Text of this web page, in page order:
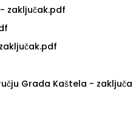
zaključak.pdf
Grada Kaštela - zaključa